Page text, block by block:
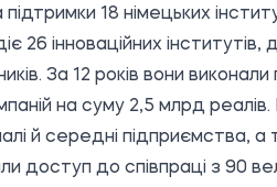
18 німецьких
26 інноваційних
За 12 років вони
на суму 2,5 млрд реалів.
й середні підприємства, а
доступ до співпраці з 90